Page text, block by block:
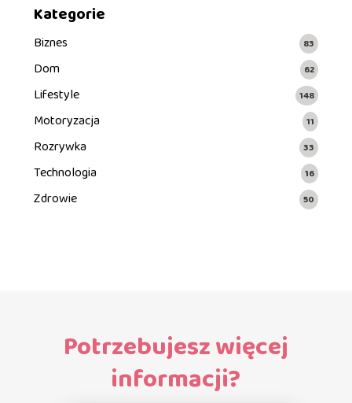
Kategorie
Biznes 83
Dom 62
Lifestyle 148
Motoryzacja 11
Rozrywka 33
Technologia 16
Zdrowie 50
Potrzebujesz więcej
informacji?